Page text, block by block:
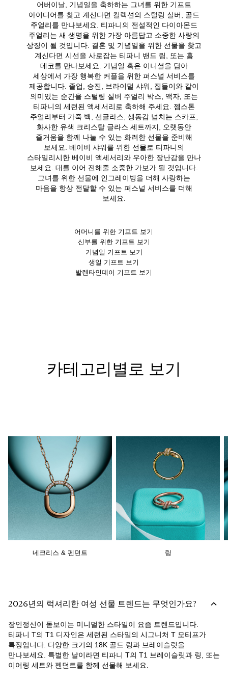
어버이날, 기념일을 축하하는 그녀를 위한 기프트
아이디어를 찾고 계신다면 컬렉션의 스털링 실버, 골드
주얼리를 만나보세요. 티파니의 전설적인 다이아몬드
주얼리는 새 생명을 위한 가장 아름답고 소중한 사랑의
상징이 될 것입니다. 결혼 및 기념일을 위한 선물을 찾고
계신다면 시선을 사로잡는 티파니 밴드 링, 또는 홈
데코를 만나보세요. 기념일 혹은 이니셜을 담아
세상에서 가장 행복한 커플을 위한 퍼스널 서비스를
제공합니다. 졸업, 승진, 브라이덜 샤워, 집들이와 같이
의미있는 순간을 스털링 실버 주얼리 박스, 액자, 또는
티파니의 세련된 액세서리로 축하해 주세요. 젬스톤
주얼리부터 가죽 백, 선글라스, 생동감 넘치는 스카프,
화사한 유색 크리스탈 글라스 세트까지, 오랫동안
즐거움을 함께 나눌 수 있는 화려한 선물을 준비해
보세요. 베이비 샤워를 위한 선물로 티파니의
스타일리시한 베이비 액세서리와 우아한 장난감을 만나
보세요. 대를 이어 전해줄 소중한 가보가 될 것입니다.
그녀를 위한 선물에 인그레이빙을 더해 사랑하는
마음을 항상 전달할 수 있는 퍼스널 서비스를 더해
보세요.
어머니를 위한 기프트 보기
신부를 위한 기프트 보기
기념일 기프트 보기
생일 기프트 보기
발렌타인데이 기프트 보기
카테고리별로 보기
네크리스 & 펜던트 링
2026년의 럭셔리한 여성 선물 트렌드는 무엇인가요?
장인정신이 돋보이는 미니멀한 스타일이 요즘 트렌드입니다.
티파니 T의 T1 디자인은 세련된 스타일의 시그니처 T 모티프가
특징입니다. 다양한 크기의 18K 골드 링과 브레이슬릿을
만나보세요. 특별한 날이라면 티파니 T의 T1 브레이슬릿과 링, 또는
이어링 세트와 펜던트를 함께 선물해 보세요.